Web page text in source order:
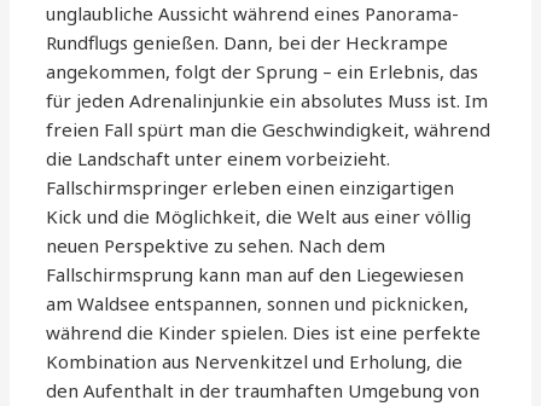
unglaubliche Aussicht während eines Panorama-
Rundflugs genießen. Dann, bei der Heckrampe
angekommen, folgt der Sprung – ein Erlebnis, das
für jeden Adrenalinjunkie ein absolutes Muss ist. Im
freien Fall spürt man die Geschwindigkeit, während
die Landschaft unter einem vorbeizieht.
Fallschirmspringer erleben einen einzigartigen
Kick und die Möglichkeit, die Welt aus einer völlig
neuen Perspektive zu sehen. Nach dem
Fallschirmsprung kann man auf den Liegewiesen
am Waldsee entspannen, sonnen und picknicken,
während die Kinder spielen. Dies ist eine perfekte
Kombination aus Nervenkitzel und Erholung, die
den Aufenthalt in der traumhaften Umgebung von